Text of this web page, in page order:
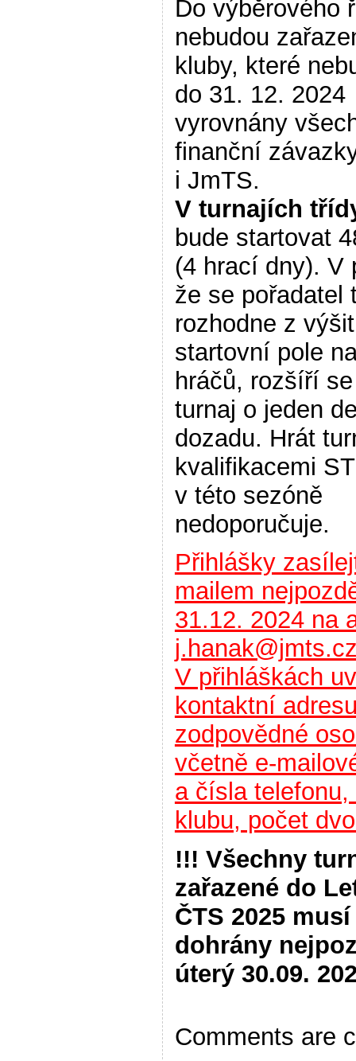
Do výběrového
nebudou
kluby, které
do 31. 12. 2024
vyrovnány
finanční
i JmTS.
V turnajích
bude startovat
(4 hrací dny). V
že se pořadatel
rozhodne z výšit
startovní pole
hráčů, rozšíří
turnaj o jeden
dozadu. Hrát
kvalifikacemi
v této sezóně
nedoporučuje.
Přihlášky
mailem
31.12. 2024 na
V přihláškách
kontaktní
zodpovědné
včetně e-
a čísla telefonu,
klubu, počet
!!! Všechny
zařazené do
ČTS 2025
dohrány
úterý 30.09.
Comments are